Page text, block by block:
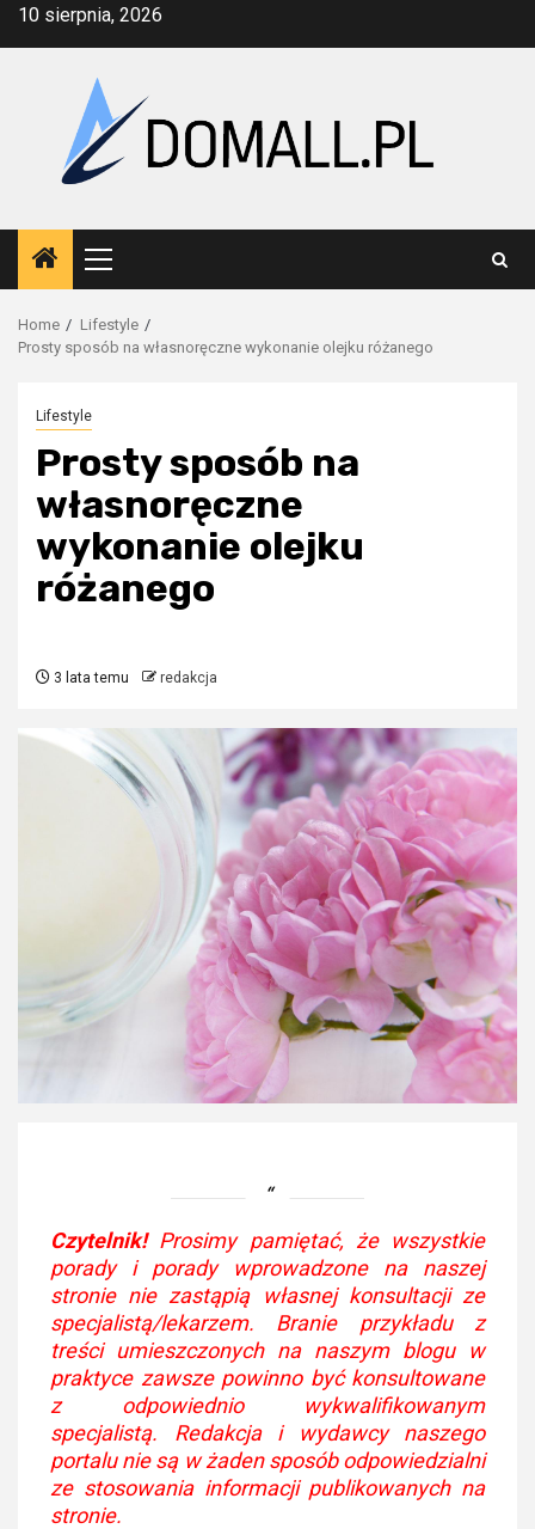
Skip10 sierpnia, 2026
Primary
Menu
Home
Lifestyle
Prosty sposób na własnoręczne wykonanie olejku różanego
Lifestyle
Prosty sposób na
własnoręczne
wykonanie olejku
różanego
3 lata temu redakcja
Czytelnik!Prosimy pamiętać, że wszystkie
porady i porady wprowadzone na naszej
stronie nie zastąpią własnej konsultacji ze
specjalistą/lekarzem. Branie przykładu z
treści umieszczonych na naszym blogu w
praktyce zawsze powinno być konsultowane
z odpowiednio wykwalifikowanym
specjalistą. Redakcja i wydawcy naszego
portalu nie są w żaden sposób odpowiedzialni
ze stosowania informacji publikowanych na
stronie.